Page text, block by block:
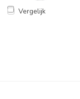
Vergelijk